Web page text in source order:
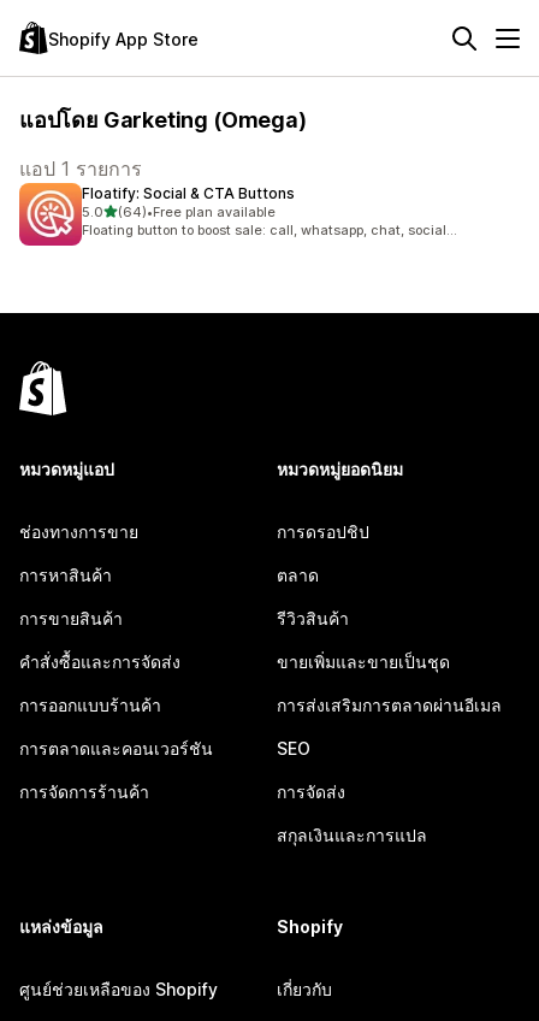
Shopify App Store
แอปโดย Garketing (Omega)
แอป 1 รายการ
Floatify: Social & CTA Buttons
5.0เต็ม 5 ดาว
(64)
ทั้งหมด 64 รีวิว
•Free plan available
Floating button to boost sale: call, whatsapp, chat, social...
หมวดหมู่แอป
ช่องทางการขาย
การหาสินค้า
การขายสินค้า
คำสั่งซื้อและการจัดส่ง
การออกแบบร้านค้า
การตลาดและคอนเวอร์ชัน
การจัดการร้านค้า
หมวดหมู่ยอดนิยม
การดรอปชิป
ตลาด
รีวิวสินค้า
ขายเพิ่มและขายเป็นชุด
การส่งเสริมการตลาดผ่านอีเมล
SEO
การจัดส่ง
สกุลเงินและการแปล
แหล่งข้อมูล
ศูนย์ช่วยเหลือของ Shopify
Shopify
เกี่ยวกับ